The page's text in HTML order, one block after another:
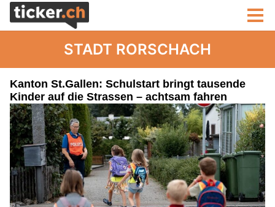
STADT RORSCHACH
Kanton St.Gallen: Schulstart bringt tausende
Kinder auf die Strassen – achtsam fahren